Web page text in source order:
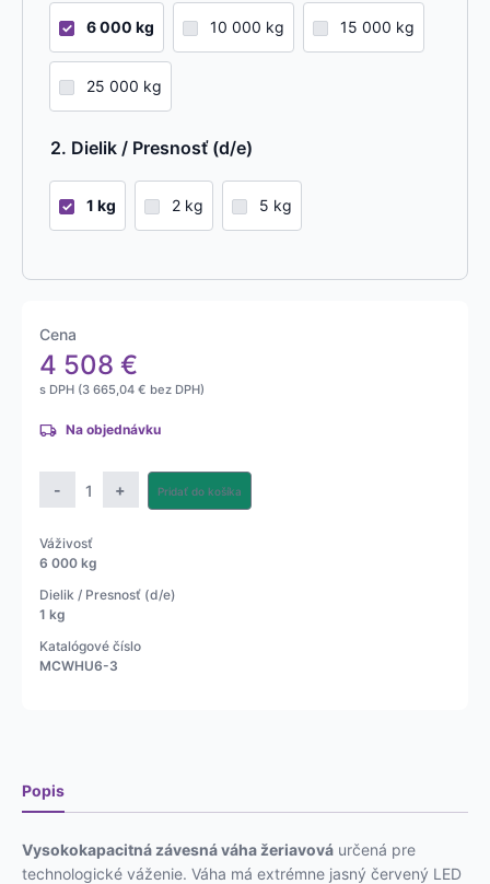
6 000 kg 10 000 kg 15 000 kg
25 000 kg
Dielik / Presnosť (d/e)
1 kg 2 kg 5 kg
Cena
4 508 €
s DPH (3 665,04 € bez DPH)
Na objednávku
-
množstvo
Technologická
váha
6,
10,
15,
25t
+ Pridať do košíka
Váživosť
6 000 kg
Dielik / Presnosť (d/e)
1 kg
Katalógové číslo
MCWHU6-3
Popis
Vysokokapacitná závesná váha žeriavová určená pre
technologické váženie. Váha má extrémne jasný červený LED